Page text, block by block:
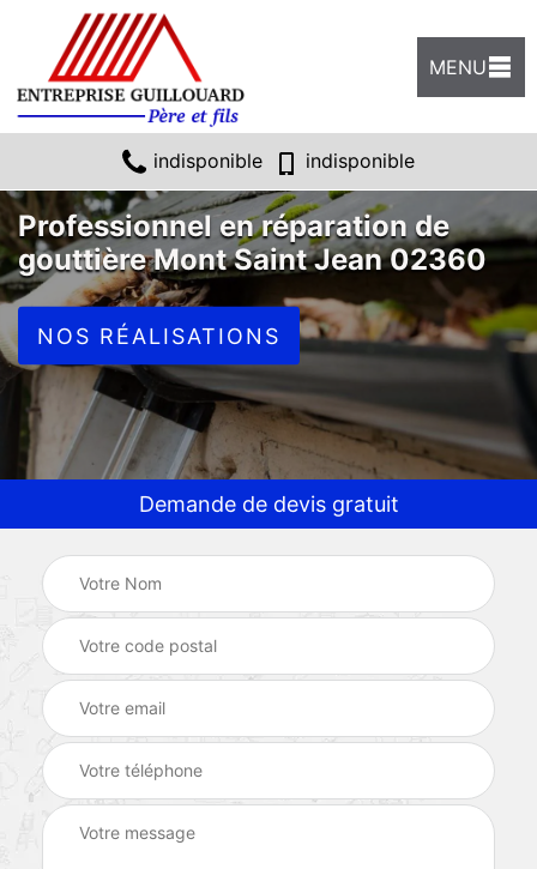
MENU
indisponible indisponible
Professionnel en réparation de
gouttière Mont Saint Jean 02360
NOS RÉALISATIONS
Demande de devis gratuit